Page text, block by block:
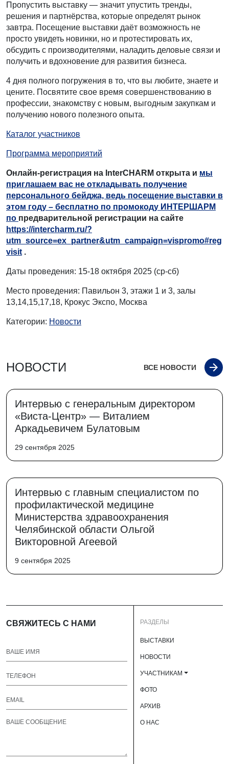
Пропустить выставку — значит упустить тренды,
решения и партнёрства, которые определят рынок
завтра. Посещение выставки даёт возможность не
просто увидеть новинки, но и протестировать их,
обсудить с производителями, наладить деловые связи и
получить и вдохновение для развития бизнеса.
4 дня полного погружения в то, что вы любите, знаете и
цените. Посвятите свое время совершенствованию в
профессии, знакомству с новым, выгодным закупкам и
получению нового полезного опыта.
Каталог участников
Программа мероприятий
Онлайн-регистрация на InterCHARM открыта и мы
приглашаем вас не откладывать получение
персонального бейджа, ведь посещение выставки в
этом году – бесплатно по промокоду ИНТЕРШАРМ
по предварительной регистрации на сайте
https://intercharm.ru/?
utm_source=ex_partner&utm_campaign=vispromo#reg
visit .
Даты проведения: 15-18 октября 2025 (ср-сб)
Место проведения: Павильон 3, этажи 1 и 3, залы
13,14,15,17,18, Крокус Экспо, Москва
Категории: Новости
НОВОСТИ ВСЕ НОВОСТИ
Интервью с генеральным директором
«Виста-Центр» — Виталием
Аркадьевичем Булатовым
29 сентября 2025
Интервью с главным специалистом по
профилактической медицине
Министерства здравоохранения
Челябинской области Ольгой
Викторовной Агеевой
9 сентября 2025
СВЯЖИТЕСЬ С НАМИ РАЗДЕЛЫ
ВЫСТАВКИ
НОВОСТИ
УЧАСТНИКАМ
ФОТО
АРХИВ
О НАС